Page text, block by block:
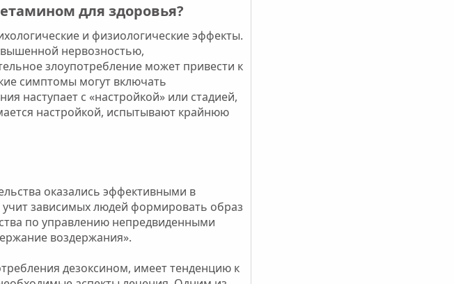
для здоровья?​
и физиологические эффекты.
нервозностью,
злоупотребление может привести к
симптомы могут включать
наступает с «настройкой» или стадией,
настройкой, испытывают крайнюю
оказались эффективными в
зависимых людей формировать образ
по управлению непредвиденными
воздержания».
дезоксином, имеет тенденцию к